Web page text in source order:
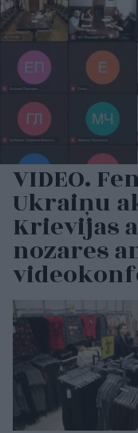
VIDEO.
Ukraiņu
Krievijas
nozares